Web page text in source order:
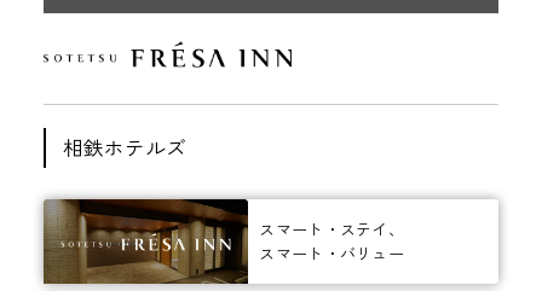
相鉄ホテルズ
スマート・ステイ、
スマート・バリュー